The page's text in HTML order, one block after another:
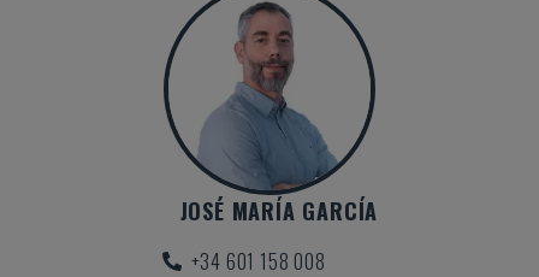
JOSÉ MARÍA GARCÍA
+34 601 158 008